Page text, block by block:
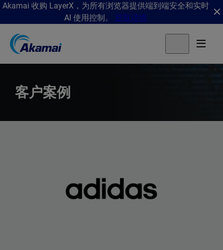
Akamai 收购 LayerX，为所有浏览器提供端到端安全和实时
AI 使用控制。 获取详情
客户案例